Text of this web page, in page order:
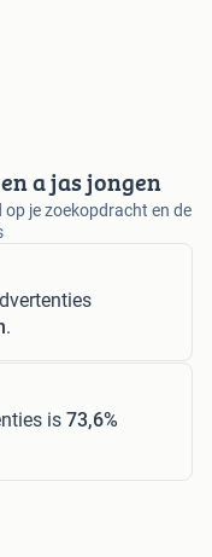
a jas jongen
je zoekopdracht en de
.
is 73,6%